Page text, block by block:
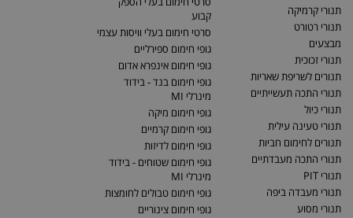
תנורי קרמיקה
תנורי רטורט
מבצעים
תנורי זכוכית
תנורים לשריפת שאריות
תנורי התכה תעשייתיים
תנורי כיול
תנורי טעינה עילית
תנורים לחימום חביות
תנורי התכה מעבדתיים
תנורי PIT
תנורי מעבדה ביפה
תנורי מסוע
קבוע
סרטי חימום בעלי וויסות עצמי
גופי חימום ספירליים
גופי חימום אינפרא אדום
גופי חימום בנד - בידוד
מינרלי MI
גופי חימום מיקה
גופי חימום קרמיים
גופי חימום לדיזות
גופי חימום שטוחים - בידוד
מינרלי MI
גופי חימום טבולים לחומצות
גופי חימום צינוריים